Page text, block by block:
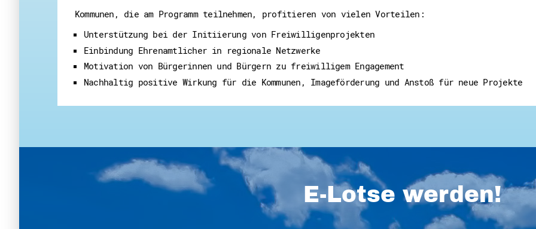
Kommunen, die am Programm teilnehmen, profitieren von vielen Vorteilen:
Unterstützung bei der Initiierung von Freiwilligenprojekten
Einbindung Ehrenamtlicher in regionale Netzwerke
Motivation von Bürgerinnen und Bürgern zu freiwilligem Engagement
Nachhaltig positive Wirkung für die Kommunen, Imageförderung und Anstoß für neue Projekte
E-Lotse werden!